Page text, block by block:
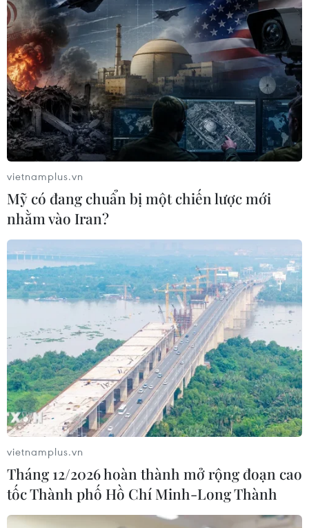
vietnamplus.vn
Mỹ có đang chuẩn bị một chiến lược mới
nhằm vào Iran?
vietnamplus.vn
Tháng 12/2026 hoàn thành mở rộng đoạn cao
tốc Thành phố Hồ Chí Minh-Long Thành